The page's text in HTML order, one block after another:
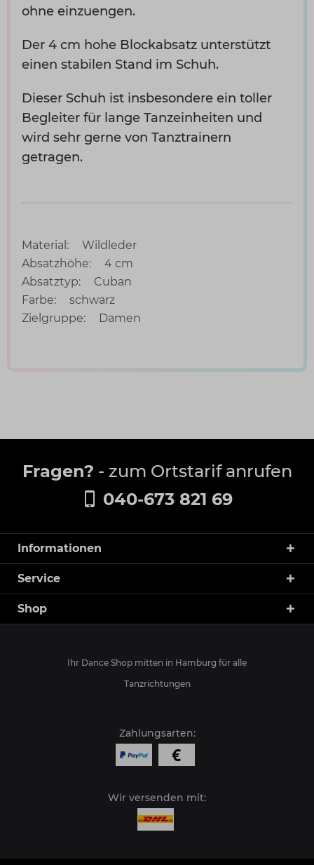
ohne einzuengen.
Der 4 cm hohe Blockabsatz unterstützt
einen stabilen Stand im Schuh.
Dieser Schuh ist insbesondere ein toller
Begleiter für lange Tanzeinheiten und
wird sehr gerne von Tanztrainern
getragen.
Material:
Wildleder
Absatzhöhe:
4 cm
Absatztyp:
Cuban
Farbe:
schwarz
Zielgruppe:
Damen
Fragen? - zum Ortstarif anrufen
040-673 821 69
Informationen
Service
Shop
Ihr Dance Shop mitten in Hamburg für alle
Tanzrichtungen
Zahlungsarten:
Wir versenden mit: